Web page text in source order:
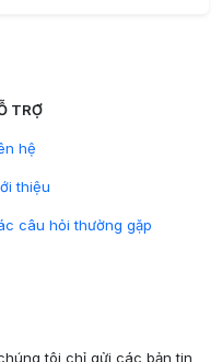
TRỢ
hệ
thiệu
câu hỏi thường gặp
tôi chỉ gửi các bản tin